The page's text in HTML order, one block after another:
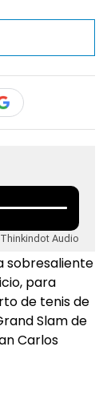
Audio
sobresaliente
para
de tenis de
Slam de
Carlos